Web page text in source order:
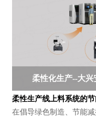
柔性化生产--大
能
柔性生产线上料系统的
在倡导绿色制造、节能